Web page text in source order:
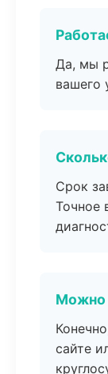
Да, мы
вашего
Срок
Точное
Можно
сайте